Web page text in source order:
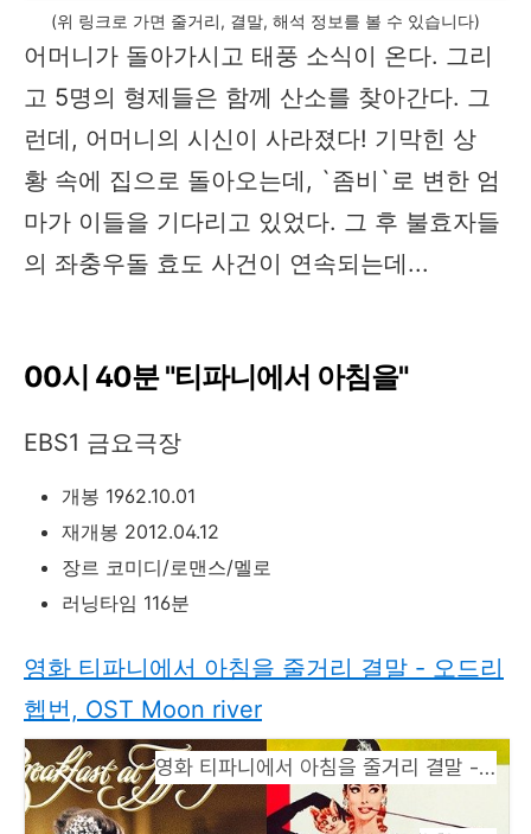
(위 링크로 가면 줄거리, 결말, 해석 정보를 볼 수 있습니다)
어머니가 돌아가시고 태풍 소식이 온다. 그리
고 5명의 형제들은 함께 산소를 찾아간다. 그
런데, 어머니의 시신이 사라졌다! 기막힌 상
황 속에 집으로 돌아오는데, `좀비`로 변한 엄
마가 이들을 기다리고 있었다. 그 후 불효자들
의 좌충우돌 효도 사건이 연속되는데...
00시 40분 "티파니에서 아침을"
EBS1 금요극장
개봉 1962.10.01
재개봉 2012.04.12
장르 코미디/로맨스/멜로
러닝타임 116분
영화 티파니에서 아침을 줄거리 결말 - 오드리
헵번, OST Moon river
영화 티파니에서 아침을 줄거리 결말 - 오드리 헵번, OST Moon river